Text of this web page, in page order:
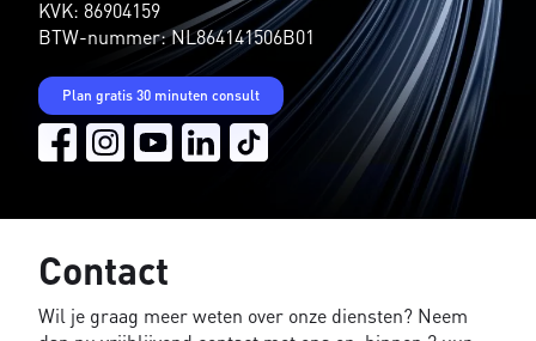
KVK: 86904159
BTW-nummer: NL864141506B01
Plan gratis 30 minuten consult
Contact
Wil je graag meer weten over onze diensten? Neem